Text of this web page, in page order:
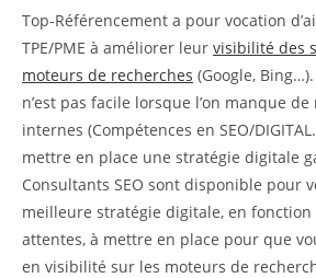
Top-Référencement a pour vocation
TPE/PME à améliorer leur visibilité des
moteurs de recherches (Google,
n’est pas facile lorsque l’on manque
internes (Compétences en SEO/
mettre en place une stratégie digitale
Consultants SEO sont disponible pour
meilleure stratégie digitale, en fonction
attentes, à mettre en place pour que
en visibilité sur les moteurs de